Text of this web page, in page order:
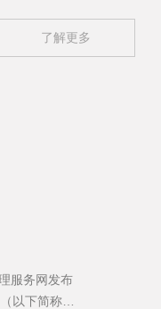
了解更多
服务网发布
以下简称